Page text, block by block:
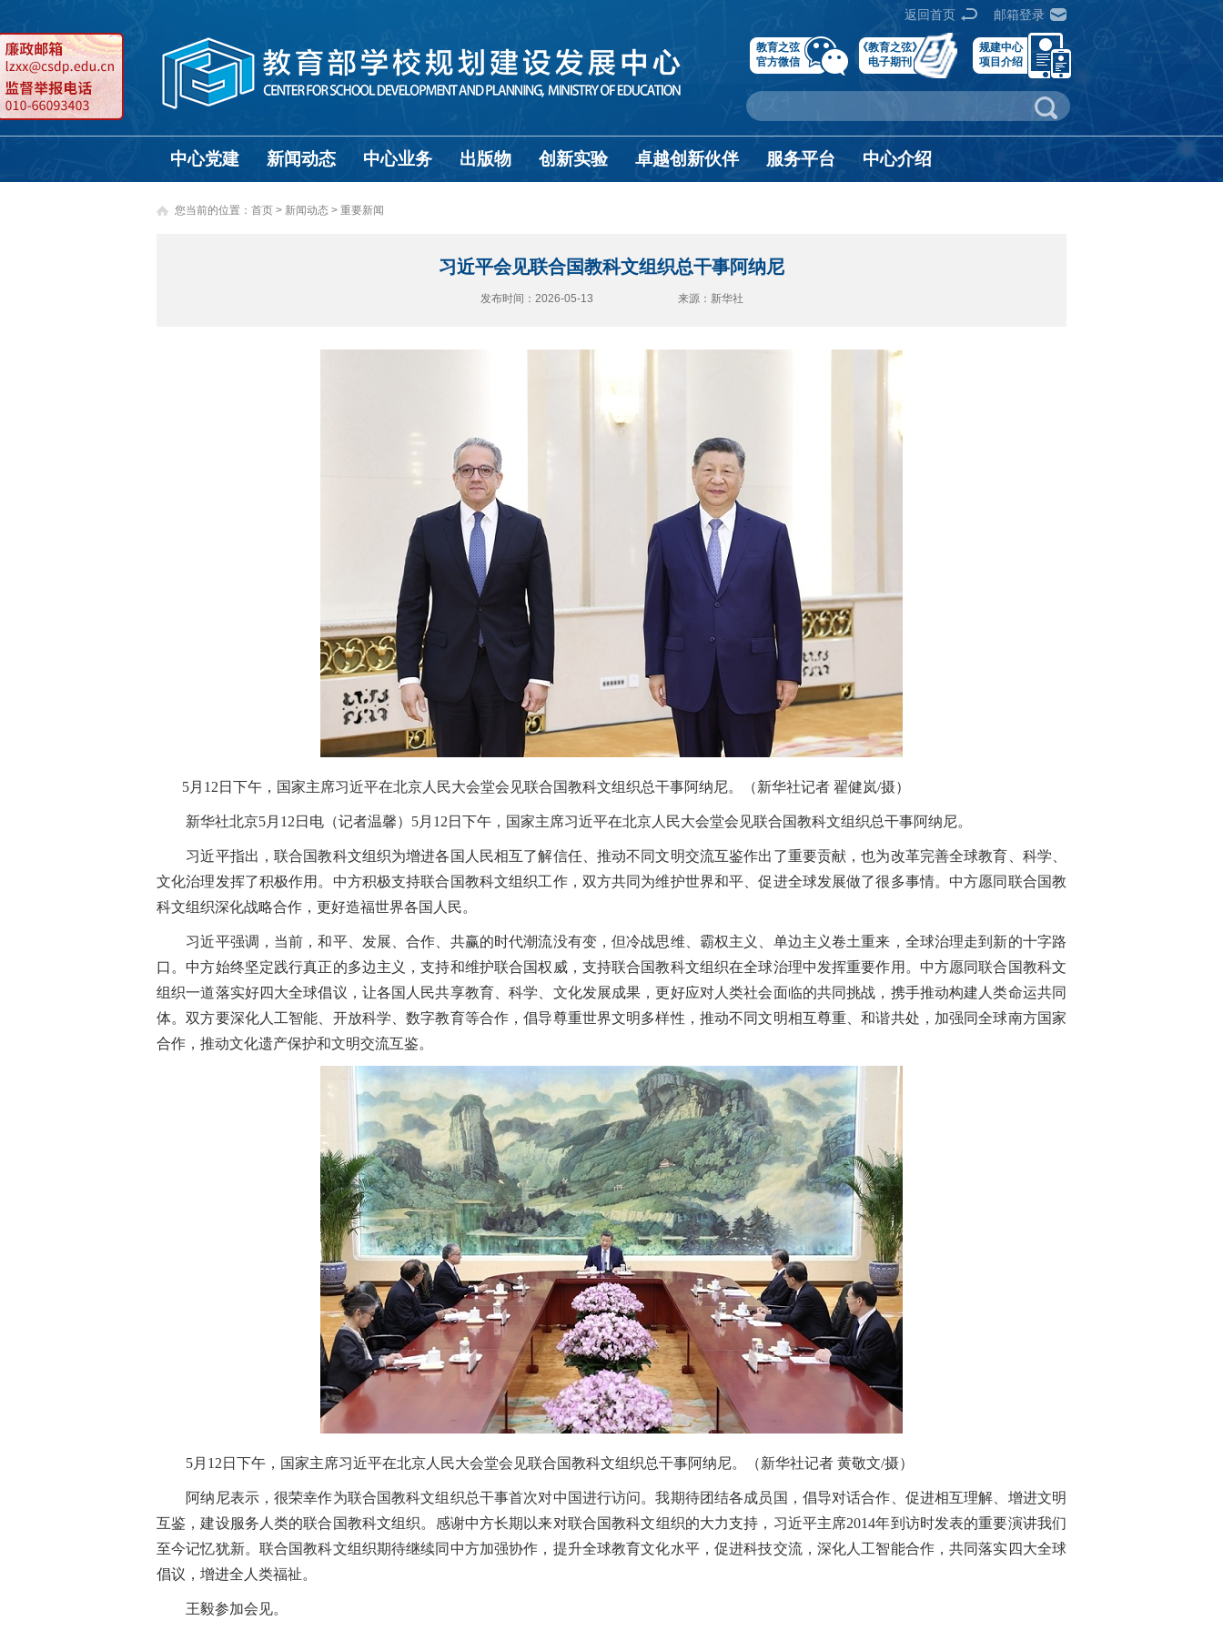
邮箱登录
返回首页
教育之弦
官方微信
规建中心
项目介绍
《教育之弦》
电子期刊
中心党建 新闻动态 中心业务 出版物 创新实验 卓越创新伙伴 服务平台 中心介绍
您当前的位置： 首页 > 新闻动态 > 重要新闻
习近平会见联合国教科文组织总干事阿纳尼
发布时间：2026-05-13 来源：新华社
5月12日下午，国家主席习近平在北京人民大会堂会见联合国教科文组织总干事阿纳尼。（新华社记者 翟健岚/摄）
新华社北京5月12日电（记者温馨）5月12日下午，国家主席习近平在北京人民大会堂会见联合国教科文组织总干事阿纳尼。
习近平指出，联合国教科文组织为增进各国人民相互了解信任、推动不同文明交流互鉴作出了重要贡献，也为改革完善全球教育、科学、
文化治理发挥了积极作用。中方积极支持联合国教科文组织工作，双方共同为维护世界和平、促进全球发展做了很多事情。中方愿同联合国教
科文组织深化战略合作，更好造福世界各国人民。
习近平强调，当前，和平、发展、合作、共赢的时代潮流没有变，但冷战思维、霸权主义、单边主义卷土重来，全球治理走到新的十字路
口。中方始终坚定践行真正的多边主义，支持和维护联合国权威，支持联合国教科文组织在全球治理中发挥重要作用。中方愿同联合国教科文
组织一道落实好四大全球倡议，让各国人民共享教育、科学、文化发展成果，更好应对人类社会面临的共同挑战，携手推动构建人类命运共同
体。双方要深化人工智能、开放科学、数字教育等合作，倡导尊重世界文明多样性，推动不同文明相互尊重、和谐共处，加强同全球南方国家
合作，推动文化遗产保护和文明交流互鉴。
5月12日下午，国家主席习近平在北京人民大会堂会见联合国教科文组织总干事阿纳尼。（新华社记者 黄敬文/摄）
阿纳尼表示，很荣幸作为联合国教科文组织总干事首次对中国进行访问。我期待团结各成员国，倡导对话合作、促进相互理解、增进文明
互鉴，建设服务人类的联合国教科文组织。感谢中方长期以来对联合国教科文组织的大力支持，习近平主席2014年到访时发表的重要演讲我们
至今记忆犹新。联合国教科文组织期待继续同中方加强协作，提升全球教育文化水平，促进科技交流，深化人工智能合作，共同落实四大全球
倡议，增进全人类福祉。
王毅参加会见。